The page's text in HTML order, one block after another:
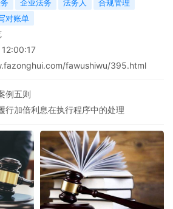
企业法务 法务人
合规管理
对账单
fawushiwu/395.html
例五则
行加倍利息在执行程序中的处理